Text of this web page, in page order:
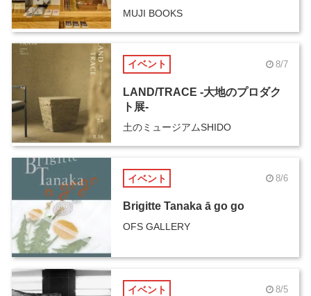
MUJI BOOKS
イベント 8/7
LAND/TRACE -大地のプロダク
ト展-
土のミュージアムSHIDO
イベント 8/6
Brigitte Tanaka ā go go
OFS GALLERY
イベント 8/5